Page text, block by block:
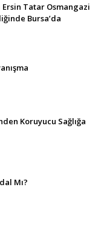
Ersin Tatar Osmangazi
Bursa’da
Koruyucu Sağlığa
Mı?